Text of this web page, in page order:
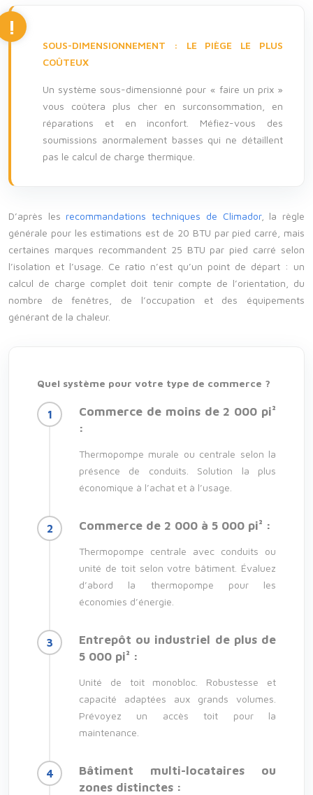
SOUS-DIMENSIONNEMENT : LE PIÈGE LE PLUS
COÛTEUX
Un système sous-dimensionné pour « faire un prix »
vous coûtera plus cher en surconsommation, en
réparations et en inconfort. Méfiez-vous des
soumissions anormalement basses qui ne détaillent
pas le calcul de charge thermique.
D’après les recommandations techniques de Climador, la règle
générale pour les estimations est de 20 BTU par pied carré, mais
certaines marques recommandent 25 BTU par pied carré selon
l’isolation et l’usage. Ce ratio n’est qu’un point de départ : un
calcul de charge complet doit tenir compte de l’orientation, du
nombre de fenêtres, de l’occupation et des équipements
générant de la chaleur.
Quel système pour votre type de commerce ?
Commerce de moins de 2 000 pi²
:
Thermopompe murale ou centrale selon la
présence de conduits. Solution la plus
économique à l’achat et à l’usage.
Commerce de 2 000 à 5 000 pi² :
Thermopompe centrale avec conduits ou
unité de toit selon votre bâtiment. Évaluez
d’abord la thermopompe pour les
économies d’énergie.
Entrepôt ou industriel de plus de
5 000 pi² :
Unité de toit monobloc. Robustesse et
capacité adaptées aux grands volumes.
Prévoyez un accès toit pour la
maintenance.
Bâtiment multi-locataires ou
zones distinctes :